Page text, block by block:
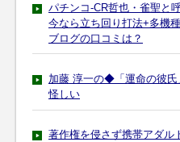
パチンコ-CR哲也・雀聖と
今なら立ち回り打法+多機
ブログの口コミは？
加藤 淳一の◆「運命の彼
怪しい
著作権を侵さず携帯アダル